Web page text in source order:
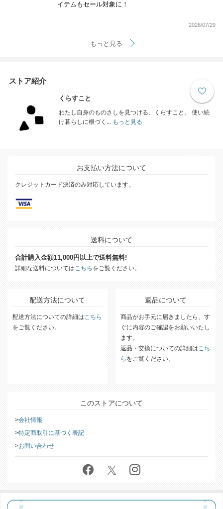
イテムもセール対象に！
2026/07/29
もっと見る
ストア紹介
くらすこと
わたし自身のものさしを見つける、くらすこと。 使い続
け暮らしに根づく...もっと見る
お支払い方法について
クレジットカード決済のみ対応しています。
送料について
合計購入金額11,000円以上で送料無料!
詳細な送料についてはこちら をご覧ください。
配送方法について
配送方法についての詳細はこちら
をご覧ください。
返品について
商品がお手元に届きましたら、す
ぐに内容のご確認をお願いいたし
ます。
返品・交換についての詳細はこち
ら をご覧ください。
このストアについて
会社情報
特定商取引に基づく表記
お問い合わせ